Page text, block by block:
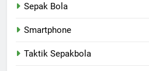
Sepak Bola
Smartphone
Taktik Sepakbola